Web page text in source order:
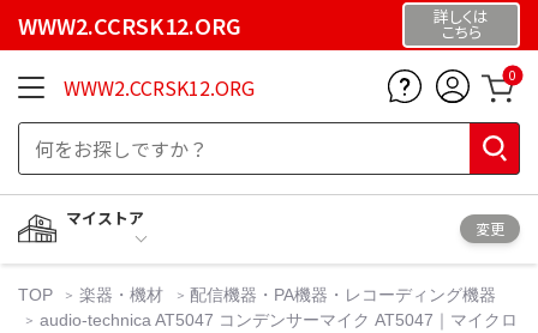
WWW2.CCRSK12.ORG 詳しくは
こちら
WWW2.CCRSK12.ORG 0
マイストア
変更
TOP 楽器・機材
配信機器・PA機器・レコーディング機器
audio-technica AT5047 コンデンサーマイク AT5047｜マイクロ